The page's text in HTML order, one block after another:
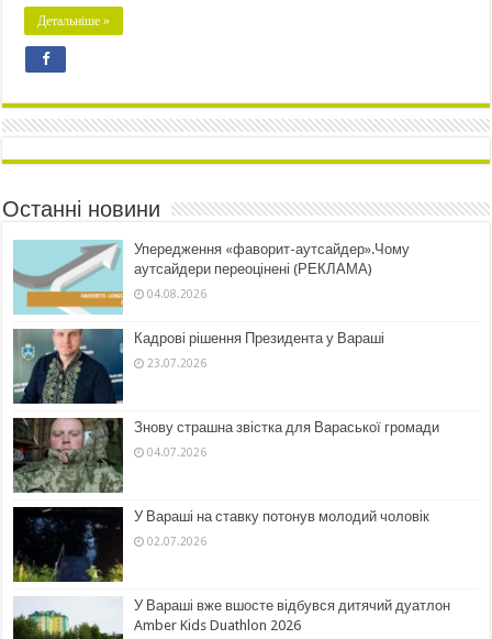
Детальніше »
Останні новини
Упередження «фаворит-аутсайдер».Чому
аутсайдери переоцінені (РЕКЛАМА)
04.08.2026
Кадрові рішення Президента у Вараші
23.07.2026
Знову страшна звістка для Вараської громади
04.07.2026
У Вараші на ставку потонув молодий чоловік
02.07.2026
У Вараші вже вшосте відбувся дитячий дуатлон
Amber Kids Duathlon 2026